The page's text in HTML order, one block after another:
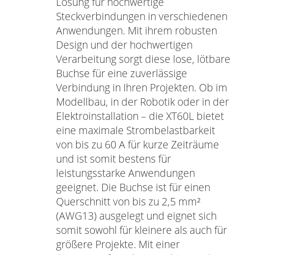
Steckverbindungen in verschiedenen
Anwendungen. Mit ihrem robusten
Design und der hochwertigen
Verarbeitung sorgt diese lose, lötbare
Buchse für eine zuverlässige
Verbindung in Ihren Projekten. Ob im
Modellbau, in der Robotik oder in der
Elektroinstallation – die XT60L bietet
eine maximale Strombelastbarkeit
von bis zu 60 A für kurze Zeiträume
und ist somit bestens für
leistungsstarke Anwendungen
geeignet. Die Buchse ist für einen
Querschnitt von bis zu 2,5 mm²
(AWG13) ausgelegt und eignet sich
somit sowohl für kleinere als auch für
größere Projekte. Mit einer